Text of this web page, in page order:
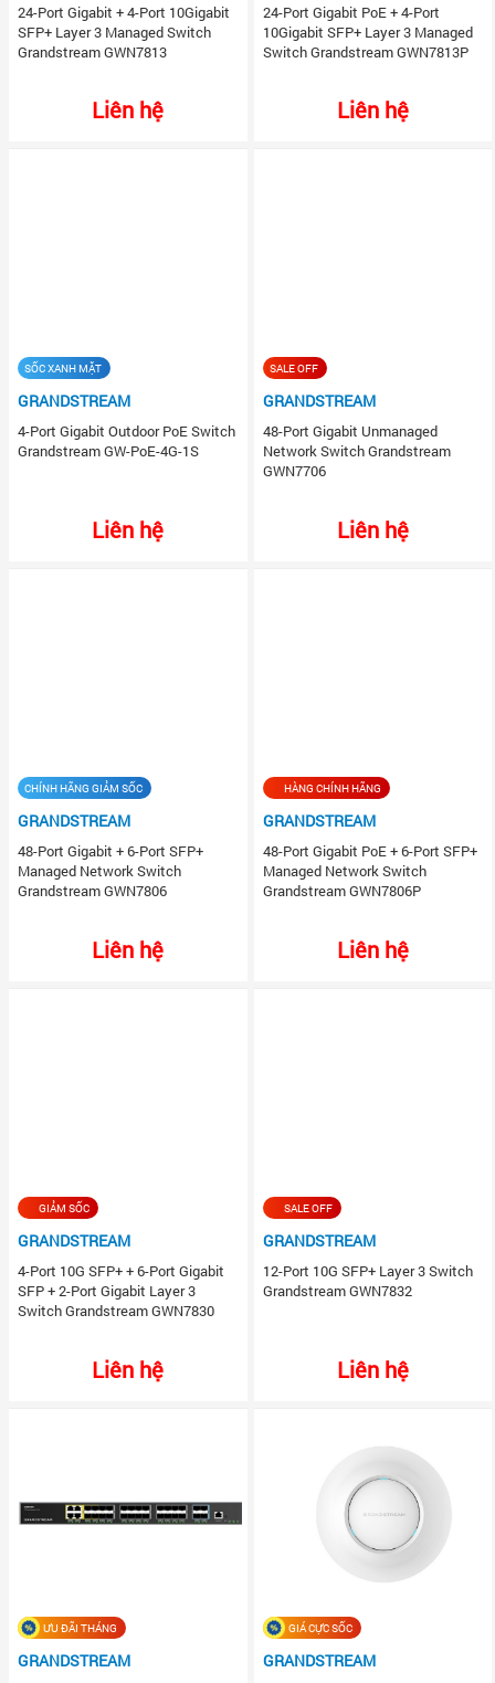
24-Port Gigabit + 4-Port 10Gigabit
SFP+ Layer 3 Managed Switch
Grandstream GWN7813
Liên hệ
24-Port Gigabit PoE + 4-Port
10Gigabit SFP+ Layer 3 Managed
Switch Grandstream GWN7813P
Liên hệ
SỐC XANH MẶT
GRANDSTREAM
4-Port Gigabit Outdoor PoE Switch
Grandstream GW-PoE-4G-1S
Liên hệ
SALE OFF
GRANDSTREAM
48-Port Gigabit Unmanaged
Network Switch Grandstream
GWN7706
Liên hệ
CHÍNH HÃNG GIẢM SỐC
GRANDSTREAM
48-Port Gigabit + 6-Port SFP+
Managed Network Switch
Grandstream GWN7806
Liên hệ
HÀNG CHÍNH HÃNG
GRANDSTREAM
48-Port Gigabit PoE + 6-Port SFP+
Managed Network Switch
Grandstream GWN7806P
Liên hệ
GIẢM SỐC
GRANDSTREAM
4-Port 10G SFP+ + 6-Port Gigabit
SFP + 2-Port Gigabit Layer 3
Switch Grandstream GWN7830
Liên hệ
SALE OFF
GRANDSTREAM
12-Port 10G SFP+ Layer 3 Switch
Grandstream GWN7832
Liên hệ
ƯU ĐÃI THÁNG
GRANDSTREAM
GIÁ CỰC SỐC
GRANDSTREAM